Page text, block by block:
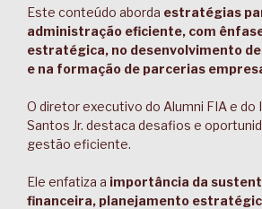
Este conteúdo aborda estratégias
administração eficiente, com
estratégica, no desenvolvimento
e na formação de parcerias
O diretor executivo do Alumni FIA e do
Santos Jr. destaca desafios e
gestão eficiente.
Ele enfatiza a importância da
financeira, planejamento